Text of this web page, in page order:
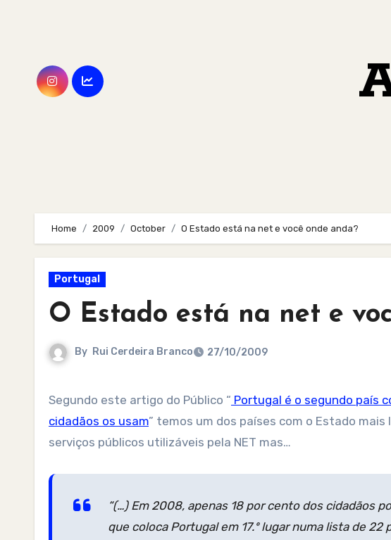
Home 2009 October O Estado está na net e você onde anda?
Portugal
O Estado está na net e
By Rui Cerdeira Branco 27/10/2009
Segundo este artigo do Público “ Portugal é o segundo país
cidadãos os usam” temos um dos países com o Estado
serviços públicos utilizáveis pela NET mas…
“(…) Em 2008, apenas 18 por cento dos cidadãos
que coloca Portugal em 17.º lugar numa lista de